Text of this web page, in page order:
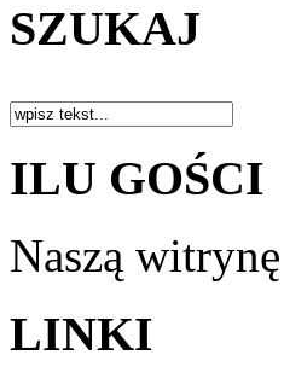
SZUKAJ
ILU GOŚCI
Naszą
LINKI